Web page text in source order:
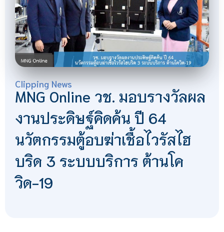
Clipping News
MNG Online วช. มอบรางวัลผล
งานประดิษฐ์คิดค้น ปี 64
นวัตกรรมตู้อบฆ่าเชื้อไวรัสไฮ
บริด 3 ระบบบริการ ต้านโค
วิด-19